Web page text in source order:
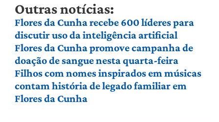
Outras notícias:
Flores da Cunha recebe 600 líderes para
discutir uso da inteligência artificial
Flores da Cunha promove campanha de
doação de sangue nesta quarta-feira
Filhos com nomes inspirados em músicas
contam história de legado familiar em
Flores da Cunha